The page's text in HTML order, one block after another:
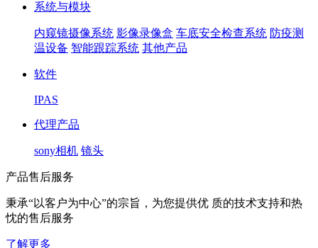
系统与模块
内窥镜摄像系统 影像录像盒 车底安全检查系统 防疫测
温设备 智能跟踪系统 其他产品
软件
IPAS
代理产品
sony相机 镜头
产品售后服务
秉承“以客户为中心”的宗旨，为您提供优 质的技术支持和热
忱的售后服务
了解更多